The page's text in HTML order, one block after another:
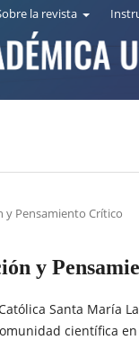
la revista
y Pensamiento Crítico
y
Santa María
científica